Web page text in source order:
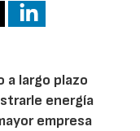
a largo plazo
energía
empresa